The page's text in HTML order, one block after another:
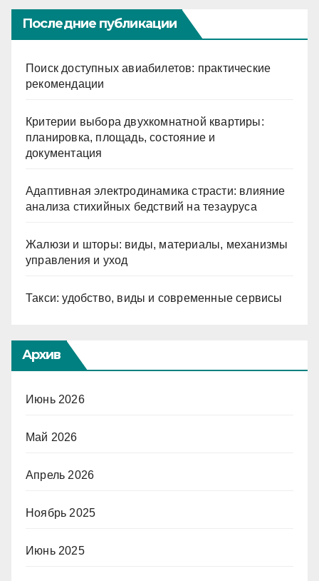
Последние публикации
Поиск доступных авиабилетов: практические
рекомендации
Критерии выбора двухкомнатной квартиры:
планировка, площадь, состояние и
документация
Адаптивная электродинамика страсти: влияние
анализа стихийных бедствий на тезауруса
Жалюзи и шторы: виды, материалы, механизмы
управления и уход
Такси: удобство, виды и современные сервисы
Архив
Июнь 2026
Май 2026
Апрель 2026
Ноябрь 2025
Июнь 2025